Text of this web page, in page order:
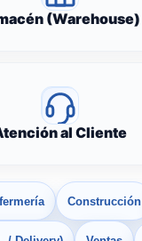
(Warehouse)
al Cliente
Construcción